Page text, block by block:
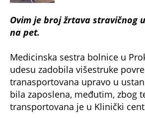
Ovim je broj žrtava stravičnog
na pet.
Medicinska sestra bolnice u
udesu zadobila višestruke
tranasportovana upravo u
bila zaposlena, međutim, zbog
transportovana je u Klinički